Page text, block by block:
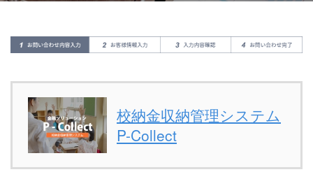
校納金収納管理システム
P-Collect